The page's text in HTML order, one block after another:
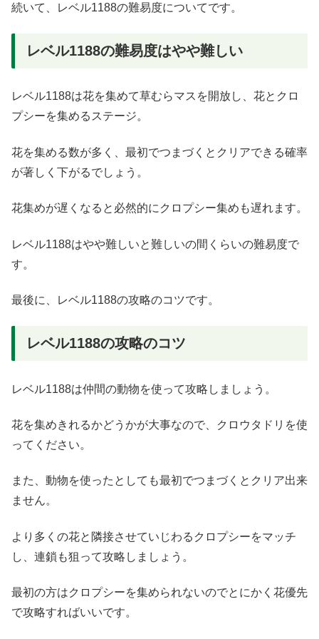
続いて、レベル1188の難易度についてです。
レベル1188の難易度はやや難しい
レベル1188は花を集めて草むらマスを開放し、花とクロ
プシーを集めるステージ。
花を集める数が多く、最初でつまづくとクリアできる確率
が著しく下がるでしょう。
花集めが遅くなると必然的にクロプシー集めも遅れます。
レベル1188はやや難しいと難しいの間くらいの難易度で
す。
最後に、レベル1188の攻略のコツです。
レベル1188の攻略のコツ
レベル1188は仲間の動物を使って攻略しましょう。
花を集めきれるかどうかが大事なので、クロウタドリを使
ってください。
また、動物を使ったとしても最初でつまづくとクリア出来
ません。
より多くの花と隣接させていじわるクロプシーをマッチ
し、連鎖も狙って攻略しましょう。
最初の方はクロプシーを集められないのでとにかく花優先
で攻略すればいいです。